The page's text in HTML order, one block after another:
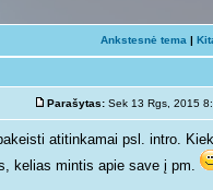
Ankstesnė tema |
Parašytas: Sek 13 Rgs, 2015
atitinkamai psl. intro.
kelias mintis apie save į pm.